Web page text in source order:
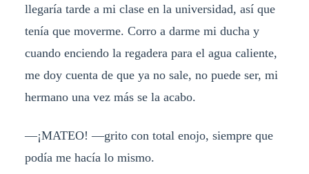
llegaría tarde a mi clase en la universidad, así que
tenía que moverme. Corro a darme mi ducha y
cuando enciendo la regadera para el agua caliente,
me doy cuenta de que ya no sale, no puede ser, mi
hermano una vez más se la acabo.
—¡MATEO! —grito con total enojo, siempre que
podía me hacía lo mismo.